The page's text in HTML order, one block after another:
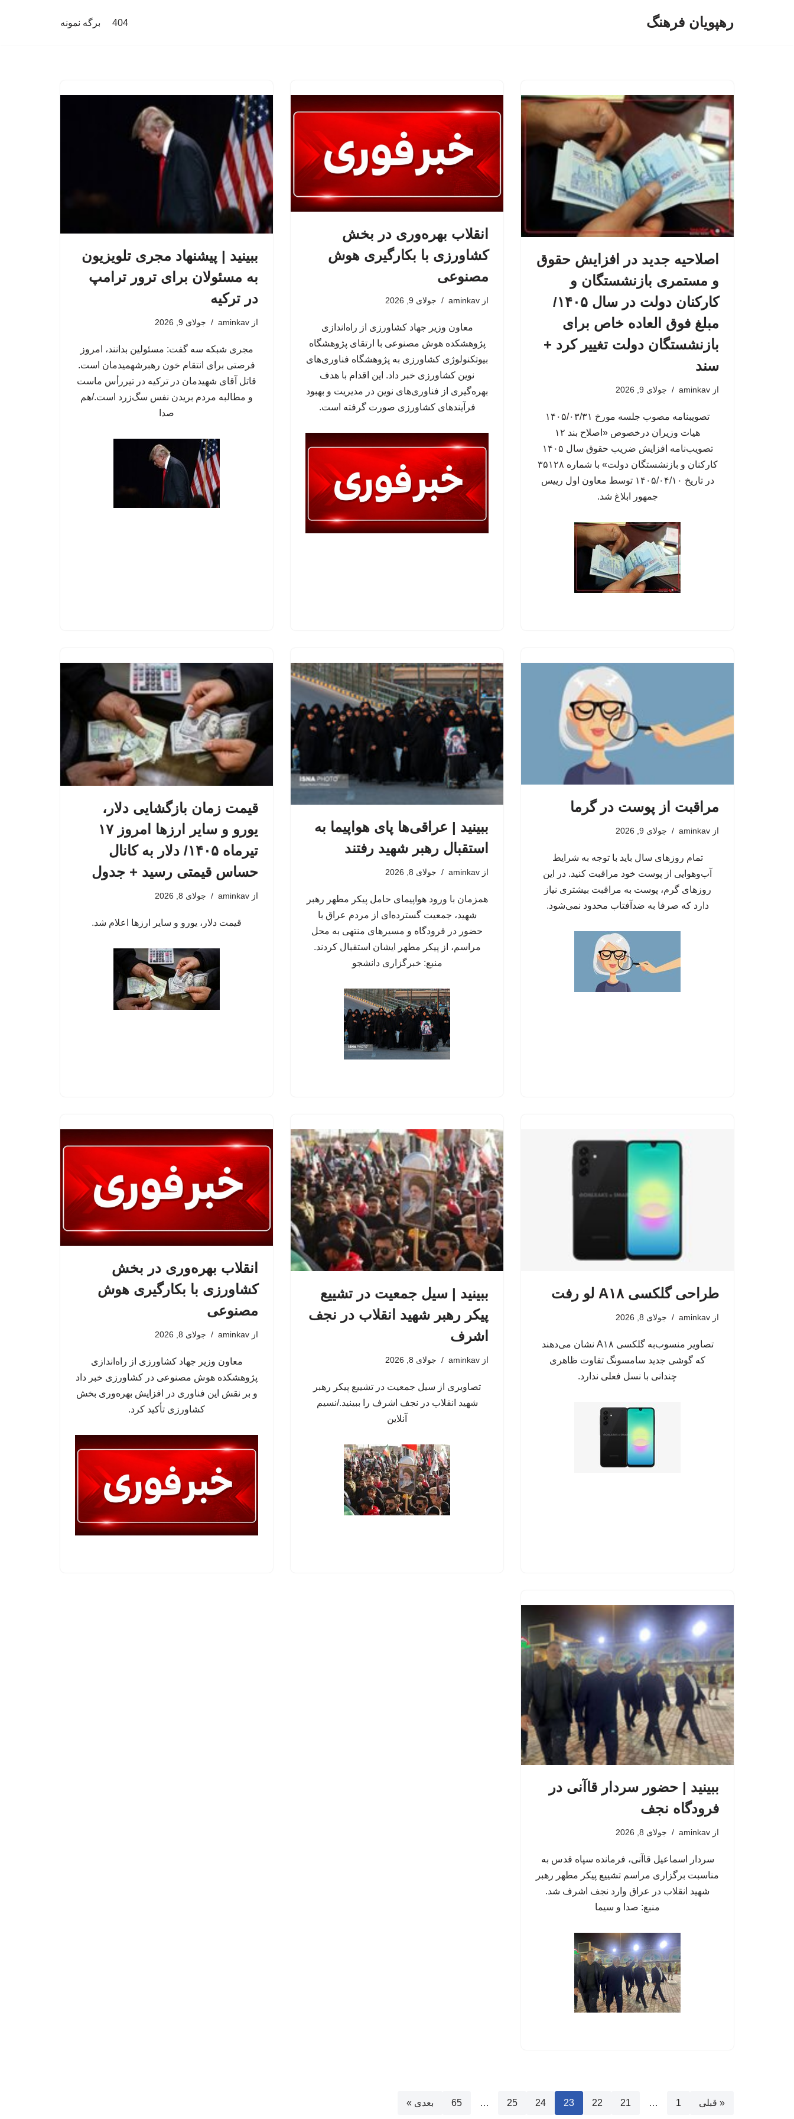
رهپویان فرهنگ 404 برگه نمونه
اصلاحیه جدید در افزایش حقوق
و مستمری بازنشستگان و
کارکنان دولت در سال ۱۴۰۵/
مبلغ فوق العاده خاص برای
بازنشستگان دولت تغییر کرد +
سند
از aminkav جولای 9, 2026
تصویبنامه مصوب جلسه مورخ ۱۴۰۵/۰۳/۳۱
هیات وزیران درخصوص «اصلاح بند ۱۲
تصویب‌نامه افزایش ضریب حقوق سال ۱۴۰۵
کارکنان و بازنشستگان دولت» با شماره ۳۵۱۲۸
در تاریخ ۱۴۰۵/۰۴/۱۰ توسط معاون اول رییس
جمهور ابلاغ شد.
انقلاب بهره‌وری در بخش
کشاورزی با بکارگیری هوش
مصنوعی
از aminkav جولای 9, 2026
معاون وزیر جهاد کشاورزی از راه‌اندازی
پژوهشکده هوش مصنوعی با ارتقای پژوهشگاه
بیوتکنولوژی کشاورزی به پژوهشگاه فناوری‌های
نوین کشاورزی خبر داد. این اقدام با هدف
بهره‌گیری از فناوری‌های نوین در مدیریت و بهبود
فرآیندهای کشاورزی صورت گرفته است.
ببینید | پیشنهاد مجری تلویزیون
به مسئولان برای ترور ترامپ
در ترکیه
از aminkav جولای 9, 2026
مجری شبکه سه گفت: مسئولین بدانند، امروز
فرصتی برای انتقام خون رهبرشهمیدمان است.
قاتل آقای شهیدمان در ترکیه در تیررأس ماست
و مطالبه مردم بریدن نفس سگ‌زرد است./هم
صدا
مراقبت از پوست در گرما
از aminkav جولای 9, 2026
تمام روزهای سال باید با توجه به شرایط
آب‌وهوایی از پوست خود مراقبت کنید. در این
روزهای گرم، پوست به مراقبت بیشتری نیاز
دارد که صرفا به ضدآفتاب محدود نمی‌شود.
ببینید | عراقی‌ها پای هواپیما به
استقبال رهبر شهید رفتند
از aminkav جولای 8, 2026
همزمان با ورود هواپیمای حامل پیکر مطهر رهبر
شهید، جمعیت گسترده‌ای از مردم عراق با
حضور در فرودگاه و مسیرهای منتهی به محل
مراسم، از پیکر مطهر ایشان استقبال کردند.
منبع: خبرگزاری دانشجو
قیمت زمان بازگشایی دلار،
یورو و سایر ارزها امروز ۱۷
تیرماه ۱۴۰۵/ دلار به کانال
حساس قیمتی رسید + جدول
از aminkav جولای 8, 2026
قیمت دلار، یورو و سایر ارزها اعلام شد.
طراحی گلکسی A۱۸ لو رفت
از aminkav جولای 8, 2026
تصاویر منسوب‌به گلکسی A۱۸ نشان می‌دهند
که گوشی جدید سامسونگ تفاوت ظاهری
چندانی با نسل فعلی ندارد.
ببینید | سیل جمعیت در تشییع
پیکر رهبر شهید انقلاب در نجف
اشرف
از aminkav جولای 8, 2026
تصاویری از سیل جمعیت در تشییع پیکر رهبر
شهید انقلاب در نجف اشرف را ببینید./نسیم
آنلاین
انقلاب بهره‌وری در بخش
کشاورزی با بکارگیری هوش
مصنوعی
از aminkav جولای 8, 2026
معاون وزیر جهاد کشاورزی از راه‌اندازی
پژوهشکده هوش مصنوعی در کشاورزی خبر داد
و بر نقش این فناوری در افزایش بهره‌وری بخش
کشاورزی تأکید کرد.
ببینید | حضور سردار قاآنی در
فرودگاه نجف
از aminkav جولای 8, 2026
سردار اسماعیل قاآنی، فرمانده سپاه قدس به
مناسبت برگزاری مراسم تشییع پیکر مطهر رهبر
شهید انقلاب در عراق وارد نجف اشرف شد.
منبع: صدا و سیما
« قبلی 1
…
21
22
23
24
25
…
65 بعدی »